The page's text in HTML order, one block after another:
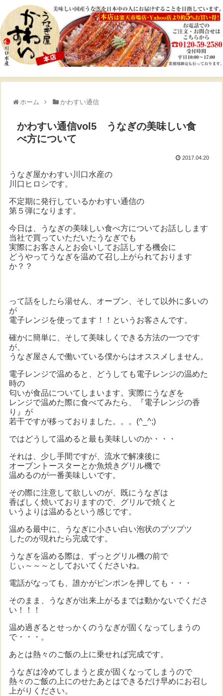
ホーム かわすい通信
かわすい通信vol5 うなぎの美味しい食
べ方について
2017.04.20
うなぎ屋かわすい川口水産の
川口ヒロシです。
不定期に発行しているかわすい通信の
第５弾になります。
今日は、うなぎの美味しい食べ方についてお話しします
当社で買っていただいたうなぎでも
実際にお客さんとお会いしてお話しする機会に
どうやってうなぎを温めて召し上がられております
か？？
って話をしたら湯せん、オーブン、そして以外に多いの
が
電子レンジを使ってます！！というお客さんです。
確かに簡単に、そして美味しくできる方法の一つです
が、
うなぎ屋さんで働いている僕からはオススメしません。
電子レンジで温めると、どうしても電子レンジの温めた
時の
匂いが食品についてしまいます。実際にうなぎを
レンジで温めた際に食べてみたら、『電子レンジの香
り』が
若干ですが移っておりました。。。(^_^;)
ではどうして温めると最も美味しいのか・・・
それは、少し手間ですが、流水で解凍後に
オーブントースターとか魚焼きグリル機で
温めるのが一番美味しいです。
その際に注意して欲しいのが、既にうなぎは
香ばしく焼いておりますので、グリルで焼くと
いうよりは温めるという感じです。
温める最中に、うなぎに小さい白い泡状のプツプツ
したのが現れたら完成です。
うなぎを温める際は、ずっとグリル機の前で
じぃ～～～としておいてくださいね。
電話がなっても、誰かがピンポンを押しても・・・
そのまま、うなぎが出来上がるまでは動かないでくださ
い！！！
温め過ぎるとせっかくのうなぎが固くなってしまうの
で・・・。
あとは熱々のご飯の上に乗せれば完成です。
うなぎは冷めてしまうと皮が固くなってしまうので
熱々のご飯の上にのせたあとはできるだけ早めにお召し
上がりください。